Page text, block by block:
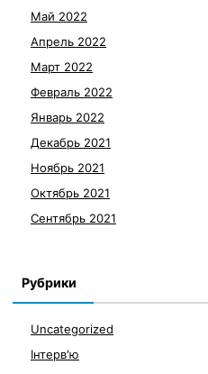
Май 2022
Апрель 2022
Март 2022
Февраль 2022
Январь 2022
Декабрь 2021
Ноябрь 2021
Октябрь 2021
Сентябрь 2021
Рубрики
Uncategorized
Інтерв'ю